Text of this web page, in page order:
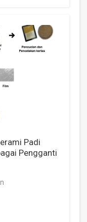
Padi
Pengganti